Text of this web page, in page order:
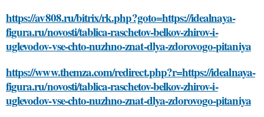
https://av808.ru/bitrix/rk.php?goto=https://idealnaya-
figura.ru/novosti/tablica-raschetov-belkov-zhirov-i-
uglevodov-vse-chto-nuzhno-znat-dlya-zdorovogo-pitaniya
https://www.themza.com/redirect.php?r=https://idealnaya-
figura.ru/novosti/tablica-raschetov-belkov-zhirov-i-
uglevodov-vse-chto-nuzhno-znat-dlya-zdorovogo-pitaniya